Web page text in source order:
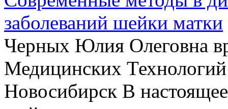
заболеваний шейки матки
Черных Юлия Олеговна
Медицинских
Новосибирск В